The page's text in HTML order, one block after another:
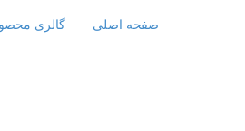
صفحه اصلی گالری